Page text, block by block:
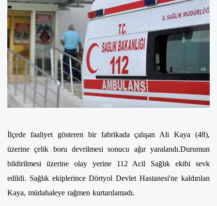
İlçede faaliyet gösteren bir fabrikada çalışan Ali Kaya (48),
üzerine çelik boru devrilmesi sonucu ağır yaralandı.Durumun
bildirilmesi üzerine olay yerine 112 Acil Sağlık ekibi sevk
edildi. Sağlık ekiplerince Dörtyol Devlet Hastanesi'ne kaldırılan
Kaya, müdahaleye rağmen kurtarılamadı.